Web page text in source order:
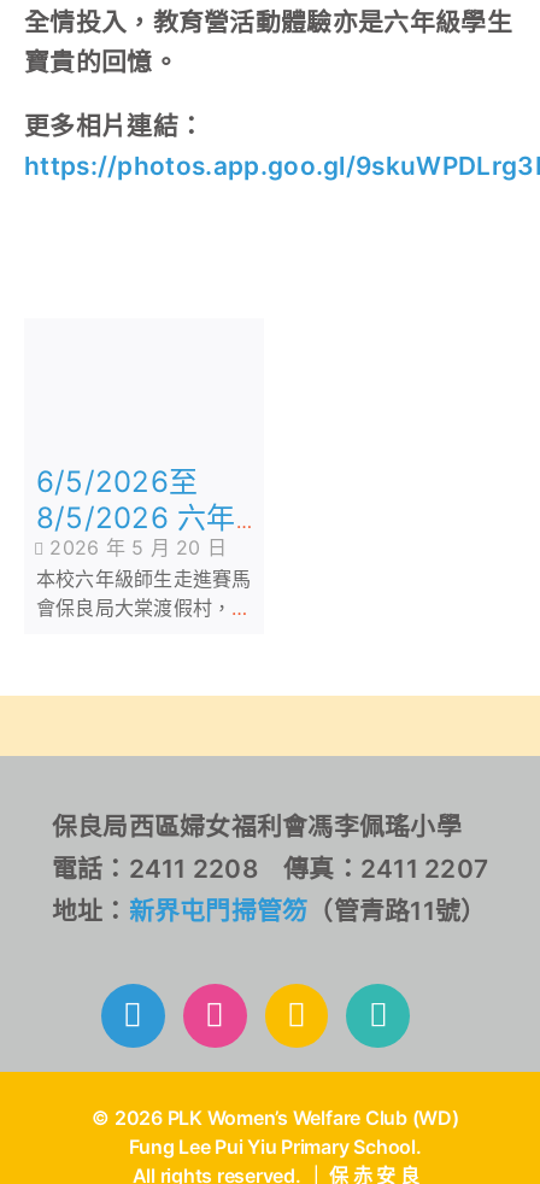
全情投入，教育營活動體驗亦是六年級學生
寶貴的回憶。
更多相片連結：
https://photos.app.goo.gl/
6/5/2026至
8/5/2026 六年
級戶外教育營
2026 年 5 月 20 日
本校六年級師生走進賽馬
會保良局大棠渡假村，展
保良局西區婦女福利會馮李佩瑤小學
電話：2411 2208 傳真：2411 2207
地址： 新界屯門掃管笏 （管青路11號）
© 2026 PLK Women’s Welfare Club (WD)
Fung Lee Pui Yiu Primary School.
All rights reserved. ｜ 保 赤 安 良